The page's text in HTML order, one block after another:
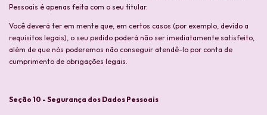
Pessoais é apenas feita com o seu titular.
Você deverá ter em mente que, em certos casos (por exemplo, devido a
requisitos legais), o seu pedido poderá não ser imediatamente satisfeito,
além de que nós poderemos não conseguir atendê-lo por conta de
cumprimento de obrigações legais.
Seção 10 - Segurança dos Dados Pessoais